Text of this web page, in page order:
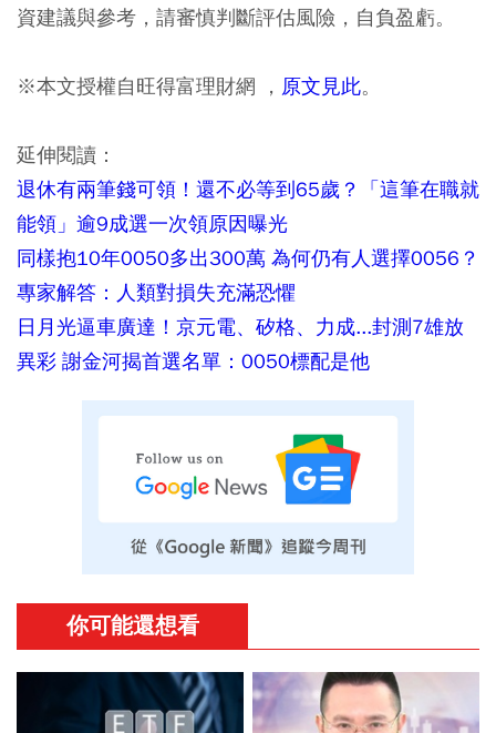
資建議與參考，請審慎判斷評估風險，自負盈虧。
※本文授權自旺得富理財網 ， 原文見此。
延伸閱讀：
退休有兩筆錢可領！還不必等到65歲？「這筆在職就
能領」逾9成選一次領原因曝光
同樣抱10年0050多出300萬 為何仍有人選擇0056？
專家解答：人類對損失充滿恐懼
日月光逼車廣達！京元電、矽格、力成...封測7雄放
異彩 謝金河揭首選名單：0050標配是他